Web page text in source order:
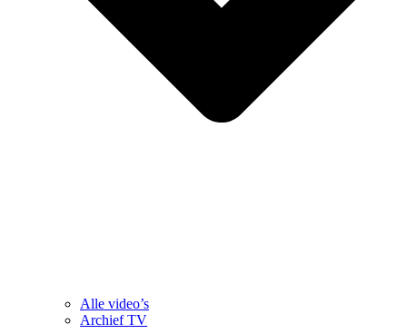
Alle video’s
Archief TV